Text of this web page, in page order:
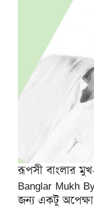
রূপসী বাংলার
Banglar Mukh
জন্য একটু